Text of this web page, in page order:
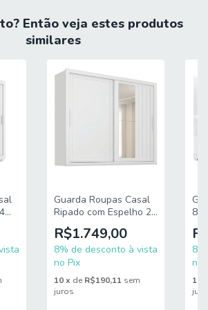
ATÉ: 7 kg, superior central 22
ATÉ: 3 kg
ATÉ: 5 kg
99 kg
kg
Então veja estes produtos
similares
Guarda Roupas Casal
Ripado com Espelho 2
Portas de Correr 4
Gavetas Vitta Zanzini
R$1.749,00
8% de desconto à vista
no Pix
10x de R$190,11 sem
juros
8
no
10